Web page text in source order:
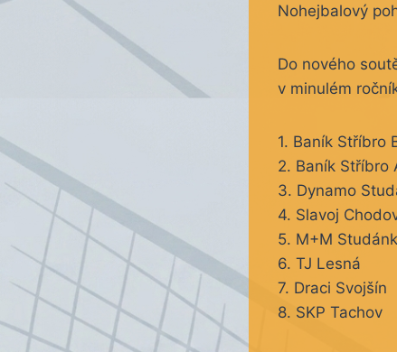
Nohejbalový
Do nového
v minulém
1. Baník Stříbro
2. Baník Stříbro
3. Dynamo
4. Slavoj
5. M+M
6. TJ Lesná
7. Draci Svojšín
8. SKP Tachov